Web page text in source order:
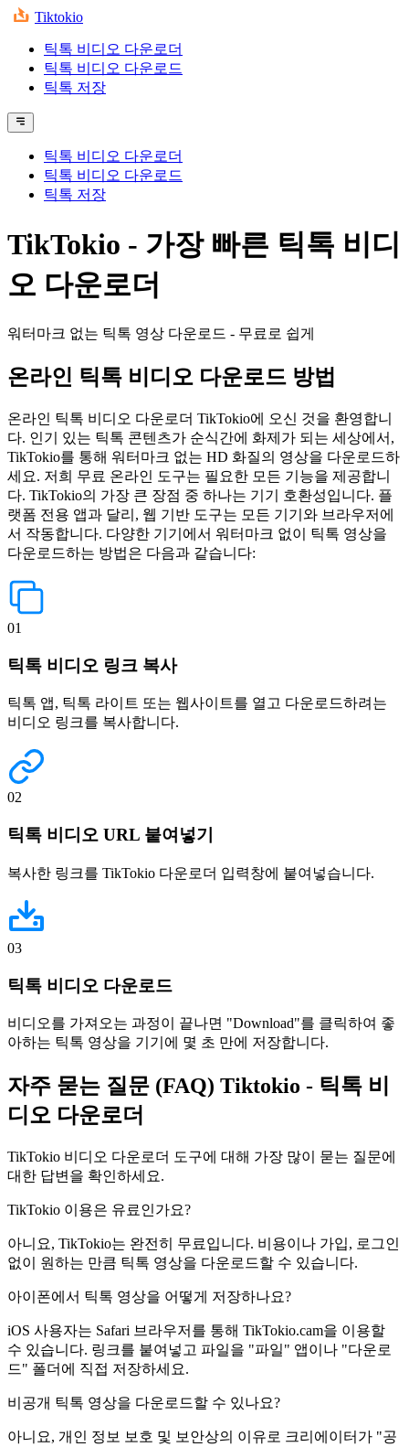
Tiktokio
틱톡 비디오 다운로더
틱톡 비디오 다운로드
틱톡 저장
틱톡 비디오 다운로더
틱톡 비디오 다운로드
틱톡 저장
TikTokio - 가장 빠른 틱톡 비디
오 다운로더
워터마크 없는 틱톡 영상 다운로드 - 무료로 쉽게
온라인 틱톡 비디오 다운로드 방법
온라인 틱톡 비디오 다운로더 TikTokio에 오신 것을 환영합니
다. 인기 있는 틱톡 콘텐츠가 순식간에 화제가 되는 세상에서,
TikTokio를 통해 워터마크 없는 HD 화질의 영상을 다운로드하
세요. 저희 무료 온라인 도구는 필요한 모든 기능을 제공합니
다. TikTokio의 가장 큰 장점 중 하나는 기기 호환성입니다. 플
랫폼 전용 앱과 달리, 웹 기반 도구는 모든 기기와 브라우저에
서 작동합니다. 다양한 기기에서 워터마크 없이 틱톡 영상을
다운로드하는 방법은 다음과 같습니다:
01
틱톡 비디오 링크 복사
틱톡 앱, 틱톡 라이트 또는 웹사이트를 열고 다운로드하려는
비디오 링크를 복사합니다.
02
틱톡 비디오 URL 붙여넣기
복사한 링크를 TikTokio 다운로더 입력창에 붙여넣습니다.
03
틱톡 비디오 다운로드
비디오를 가져오는 과정이 끝나면 "Download"를 클릭하여 좋
아하는 틱톡 영상을 기기에 몇 초 만에 저장합니다.
자주 묻는 질문 (FAQ) Tiktokio - 틱톡 비
디오 다운로더
TikTokio 비디오 다운로더 도구에 대해 가장 많이 묻는 질문에
대한 답변을 확인하세요.
TikTokio 이용은 유료인가요?
아니요, TikTokio는 완전히 무료입니다. 비용이나 가입, 로그인
없이 원하는 만큼 틱톡 영상을 다운로드할 수 있습니다.
아이폰에서 틱톡 영상을 어떻게 저장하나요?
iOS 사용자는 Safari 브라우저를 통해 TikTokio.cam을 이용할
수 있습니다. 링크를 붙여넣고 파일을 "파일" 앱이나 "다운로
드" 폴더에 직접 저장하세요.
비공개 틱톡 영상을 다운로드할 수 있나요?
아니요, 개인 정보 보호 및 보안상의 이유로 크리에이터가 "공